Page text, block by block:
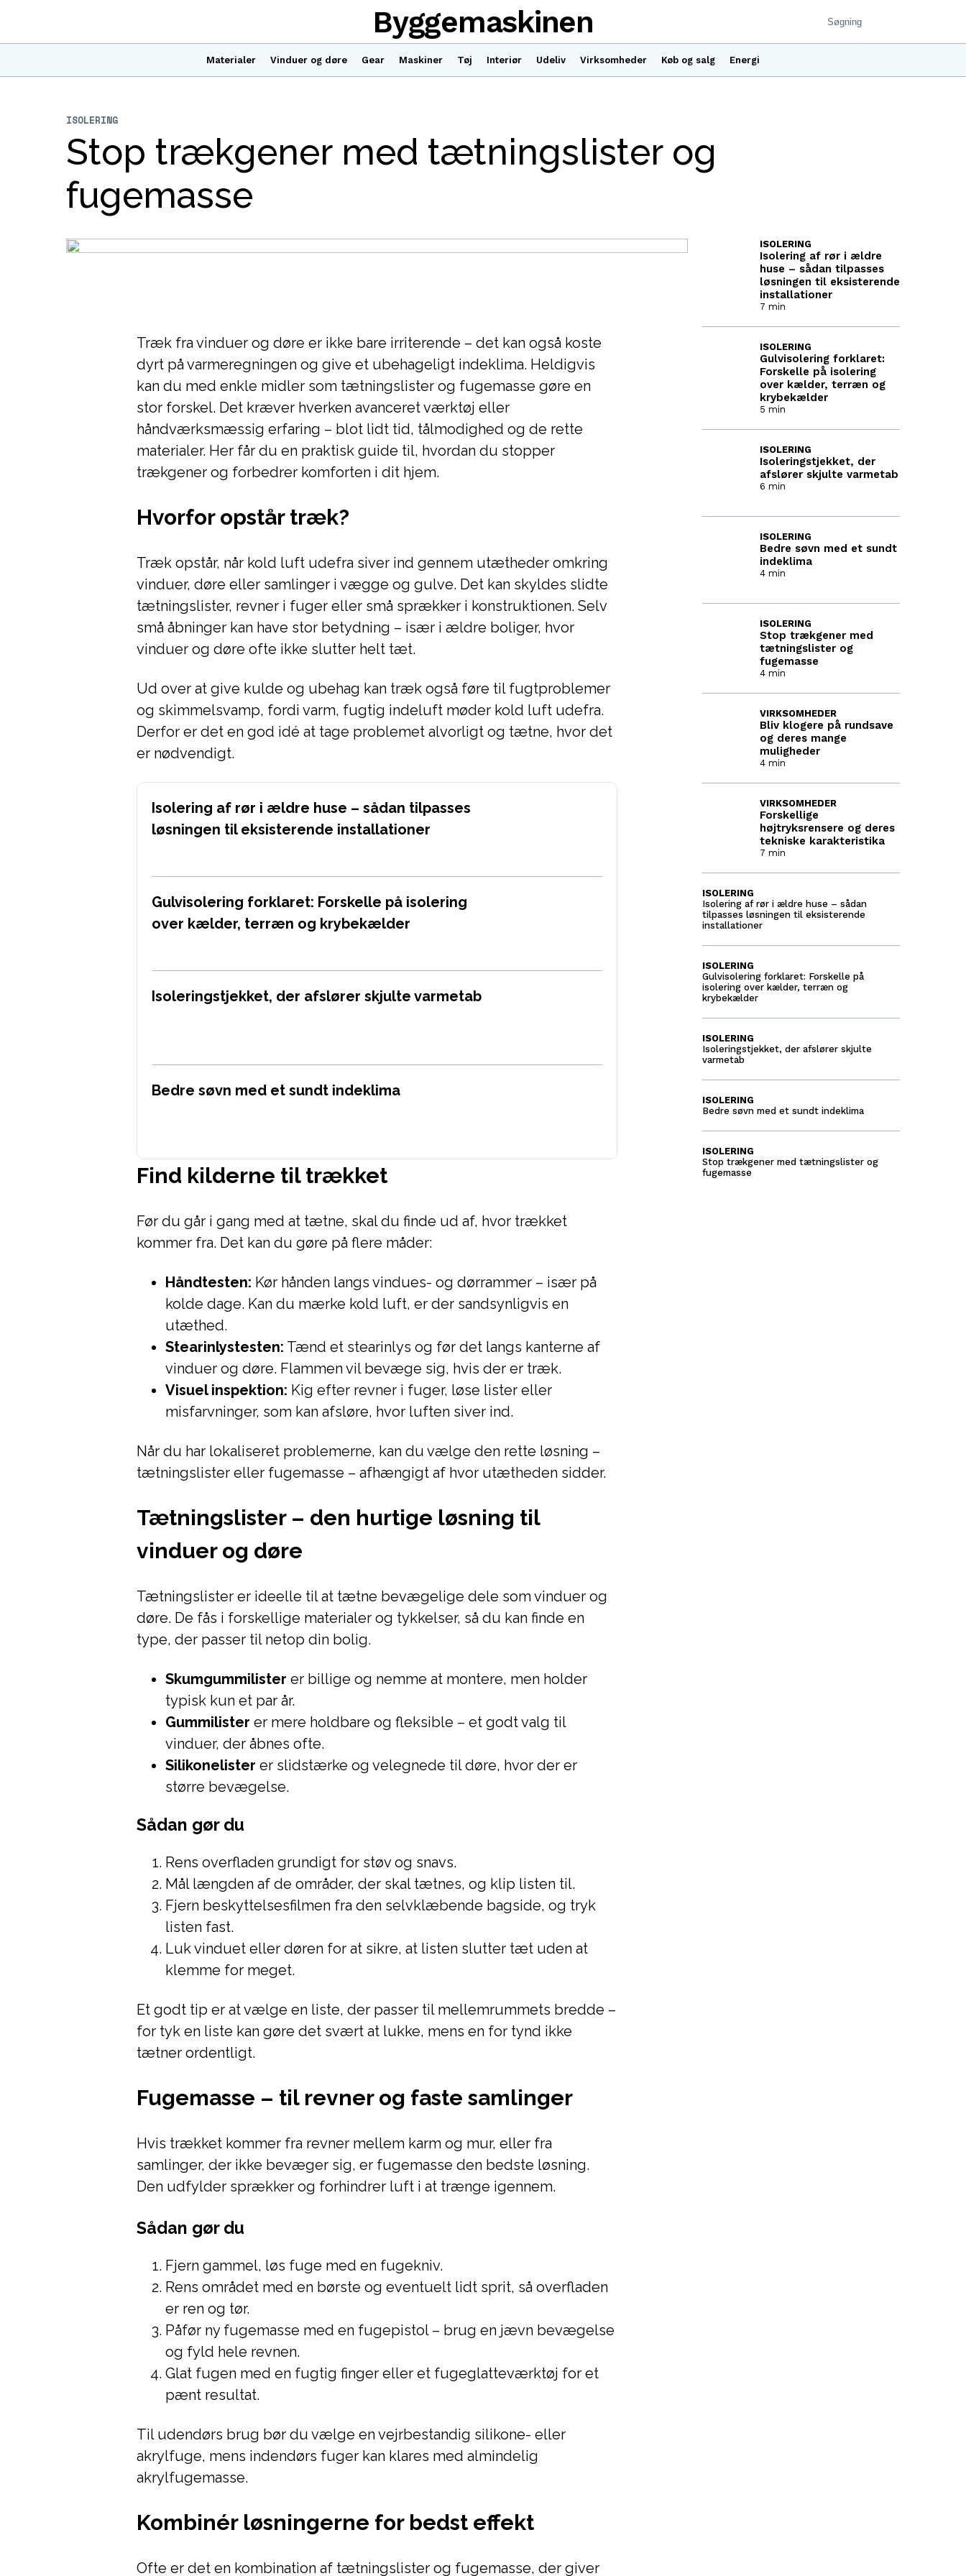
Materialer Vinduer og døre Gear Maskiner Tøj Interiør Udeliv Virksomheder Køb og salg Energi
Byggemaskinen
Stop trækgener med tætningslister og
fugemasse
ISOLERING
Træk fra vinduer og døre er ikke bare irriterende – det kan også koste
dyrt på varmeregningen og give et ubehageligt indeklima. Heldigvis
kan du med enkle midler som tætningslister og fugemasse gøre en
stor forskel. Det kræver hverken avanceret værktøj eller
håndværksmæssig erfaring – blot lidt tid, tålmodighed og de rette
materialer. Her får du en praktisk guide til, hvordan du stopper
trækgener og forbedrer komforten i dit hjem.
Hvorfor opstår træk?
Træk opstår, når kold luft udefra siver ind gennem utætheder omkring
vinduer, døre eller samlinger i vægge og gulve. Det kan skyldes slidte
tætningslister, revner i fuger eller små sprækker i konstruktionen. Selv
små åbninger kan have stor betydning – især i ældre boliger, hvor
vinduer og døre ofte ikke slutter helt tæt.
Ud over at give kulde og ubehag kan træk også føre til fugtproblemer
og skimmelsvamp, fordi varm, fugtig indeluft møder kold luft udefra.
Derfor er det en god idé at tage problemet alvorligt og tætne, hvor det
er nødvendigt.
Isolering af rør i ældre huse – sådan tilpasses
løsningen til eksisterende installationer
Gulvisolering forklaret: Forskelle på isolering
over kælder, terræn og krybekælder
Isoleringstjekket, der afslører skjulte varmetab
Bedre søvn med et sundt indeklima
Find kilderne til trækket
Før du går i gang med at tætne, skal du finde ud af, hvor trækket
kommer fra. Det kan du gøre på flere måder:
Håndtesten: Kør hånden langs vindues- og dørrammer – især på
kolde dage. Kan du mærke kold luft, er der sandsynligvis en
utæthed.
Stearinlystesten: Tænd et stearinlys og før det langs kanterne af
vinduer og døre. Flammen vil bevæge sig, hvis der er træk.
Visuel inspektion: Kig efter revner i fuger, løse lister eller
misfarvninger, som kan afsløre, hvor luften siver ind.
Når du har lokaliseret problemerne, kan du vælge den rette løsning –
tætningslister eller fugemasse – afhængigt af hvor utætheden sidder.
Tætningslister – den hurtige løsning til
vinduer og døre
Tætningslister er ideelle til at tætne bevægelige dele som vinduer og
døre. De fås i forskellige materialer og tykkelser, så du kan finde en
type, der passer til netop din bolig.
Skumgummilister er billige og nemme at montere, men holder
typisk kun et par år.
Gummilister er mere holdbare og fleksible – et godt valg til
vinduer, der åbnes ofte.
Silikonelister er slidstærke og velegnede til døre, hvor der er
større bevægelse.
Sådan gør du
Rens overfladen grundigt for støv og snavs.
Mål længden af de områder, der skal tætnes, og klip listen til.
Fjern beskyttelsesfilmen fra den selvklæbende bagside, og tryk
listen fast.
Luk vinduet eller døren for at sikre, at listen slutter tæt uden at
klemme for meget.
Et godt tip er at vælge en liste, der passer til mellemrummets bredde –
for tyk en liste kan gøre det svært at lukke, mens en for tynd ikke
tætner ordentligt.
Fugemasse – til revner og faste samlinger
Hvis trækket kommer fra revner mellem karm og mur, eller fra
samlinger, der ikke bevæger sig, er fugemasse den bedste løsning.
Den udfylder sprækker og forhindrer luft i at trænge igennem.
Sådan gør du
Fjern gammel, løs fuge med en fugekniv.
Rens området med en børste og eventuelt lidt sprit, så overfladen
er ren og tør.
Påfør ny fugemasse med en fugepistol – brug en jævn bevægelse
og fyld hele revnen.
Glat fugen med en fugtig finger eller et fugeglatteværktøj for et
pænt resultat.
Til udendørs brug bør du vælge en vejrbestandig silikone- eller
akrylfuge, mens indendørs fuger kan klares med almindelig
akrylfugemasse.
Kombinér løsningerne for bedst effekt
Ofte er det en kombination af tætningslister og fugemasse, der giver
Isolering af rør i ældre
huse – sådan tilpasses
løsningen til eksisterende
installationer
ISOLERING
7 min
Gulvisolering forklaret:
Forskelle på isolering
over kælder, terræn og
krybekælder
ISOLERING
5 min
Isoleringstjekket, der
afslører skjulte varmetab
ISOLERING
6 min
Bedre søvn med et sundt
indeklima
ISOLERING
4 min
Stop trækgener med
tætningslister og
fugemasse
ISOLERING
4 min
Bliv klogere på rundsave
og deres mange
muligheder
VIRKSOMHEDER
4 min
Forskellige
højtryksrensere og deres
tekniske karakteristika
VIRKSOMHEDER
7 min
Isolering af rør i ældre huse – sådan
tilpasses løsningen til eksisterende
installationer
ISOLERING
Gulvisolering forklaret: Forskelle på
isolering over kælder, terræn og
krybekælder
ISOLERING
Isoleringstjekket, der afslører skjulte
varmetab
ISOLERING
Bedre søvn med et sundt indeklima
ISOLERING
Stop trækgener med tætningslister og
fugemasse
ISOLERING